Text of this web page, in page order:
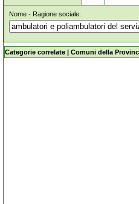
Nome - Ragione sociale:
ambulatori-e-poliambulatori-del-
Categorie correlate | Comuni della